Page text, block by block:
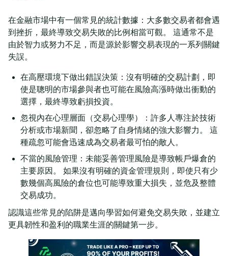
在金融市場中有一個常見的統計數據：大多數交易者都會遇
到挫折，最終導致交易失敗的比例相當可觀。 這通常不是
由於智力或努力不足，而是源於影響交易表現的一系列關鍵
失誤。
在高壓環境下做出錯誤決策：沒有明確的交易計劃，即
使是聰明的市場參與者也可能在風險高漲時做出衝動的
選擇，最終導致虧損投資。
忽視內在心理層面（交易心理學）：許多人專注於技術
分析或市場新聞，卻忽略了自身情緒的強大影響力。 這
種疏忽可能會迅速成為交易者最可怕的敵人。
不當的風險管理：未能妥善管理風險是導致帳戶爆倉的
主要原因。 如果沒有明確的資金管理規則，即使只有少
數幾個高風險的倉位也可能導致重大損失，並危及整體
交易成功。
認識這些常見的陷阱是邁向學習如何避免交易失敗，並建立
更具韌性和盈利的職業生涯的關鍵第一步。